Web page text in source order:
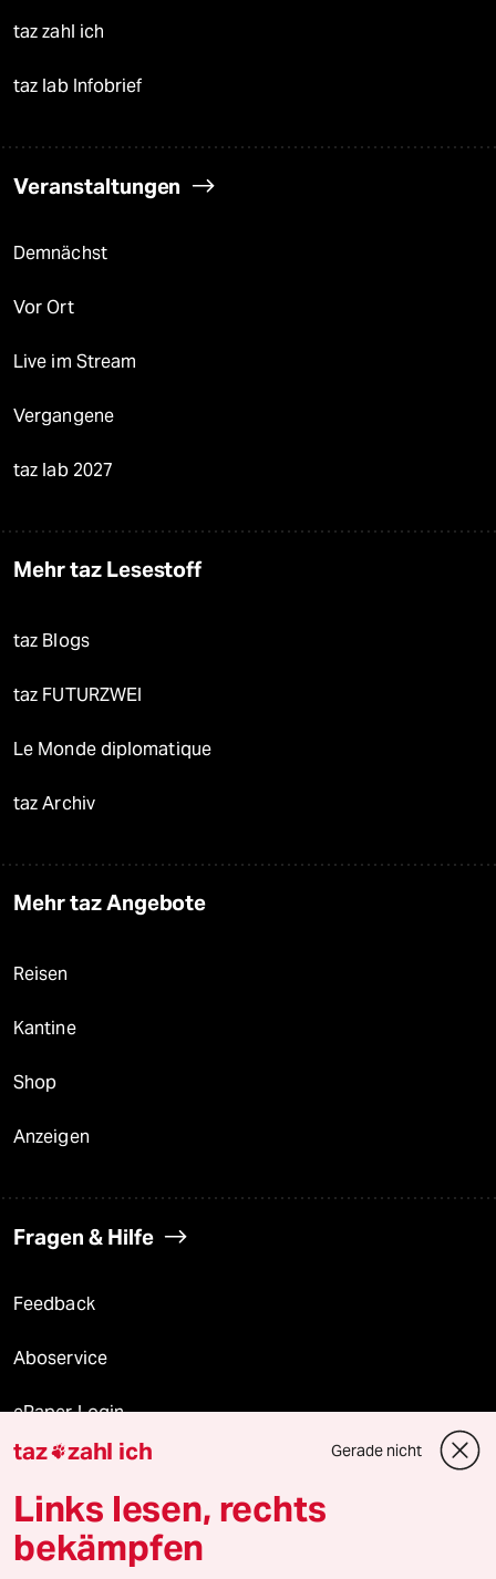
taz zahl ich
taz lab Infobrief
Veranstaltungen
Demnächst
Vor Ort
Live im Stream
Vergangene
taz lab 2027
Mehr taz Lesestoff
taz Blogs
taz FUTURZWEI
Le Monde diplomatique
taz Archiv
Mehr taz Angebote
Reisen
Kantine
Shop
Anzeigen
Fragen & Hilfe
Feedback
Aboservice
ePaper Login
Downloads für Abonnierende
© 2026 taz Verlags und Vertriebs GmbH
taz zahl ich Gerade nicht
Links lesen, rechts
bekämpfen